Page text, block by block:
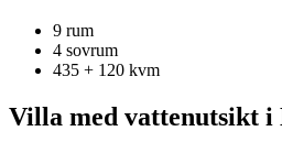
9 rum
4 sovrum
435 + 120 kvm
Villa med vattenutsikt i